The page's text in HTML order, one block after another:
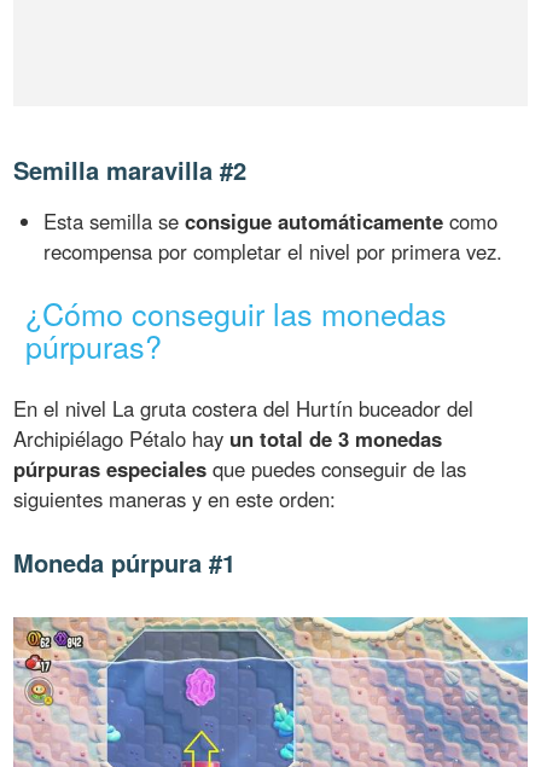
Semilla maravilla #2
Esta semilla seconsigue automáticamente como
recompensa por completar el nivel por primera vez.
¿Cómo conseguir las monedas
púrpuras?
En el nivel La gruta costera del Hurtín buceador del
Archipiélago Pétalo hay un total de 3 monedas
púrpuras especiales que puedes conseguir de las
siguientes maneras y en este orden:
Moneda púrpura #1